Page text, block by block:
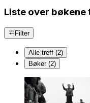
Liste over
Filter
Alle treff (2)
Bøker (2)